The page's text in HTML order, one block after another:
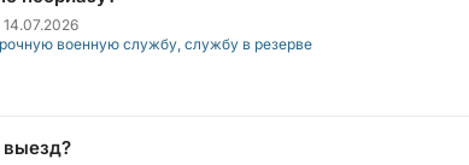
14.07.2026
военную службу, службу в резерве
выезд?